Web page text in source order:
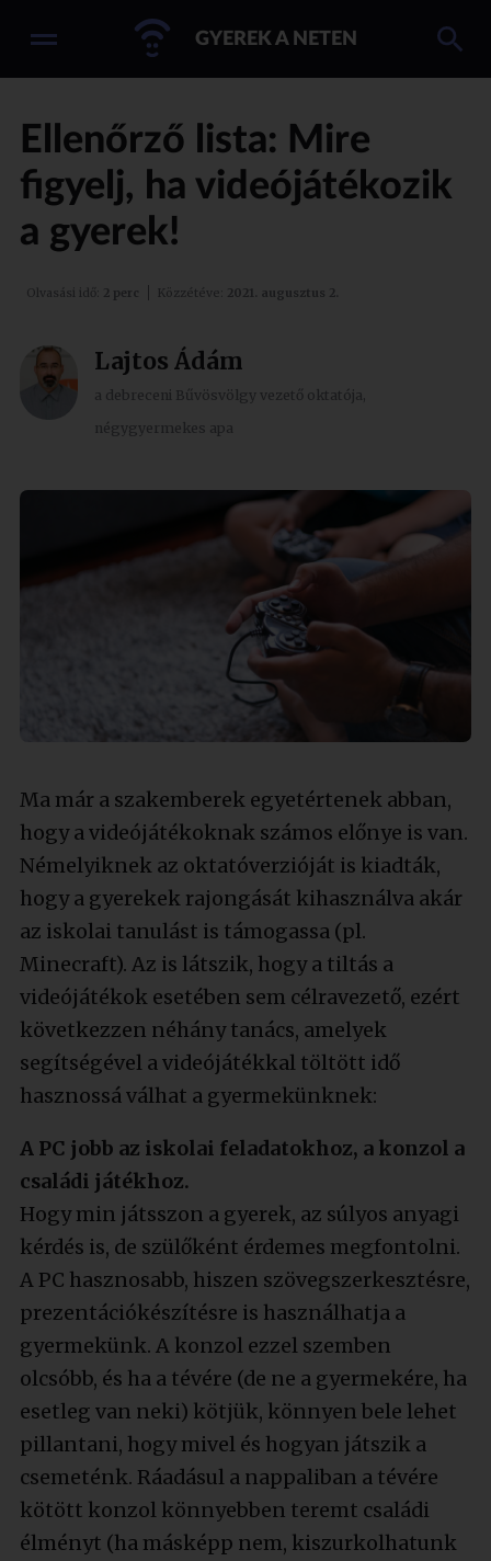
GYEREK A NETEN
Ellenőrző lista: Mire
figyelj, ha videójátékozik
a gyerek!
Lajtos Ádám
a debreceni Bűvösvölgy vezető oktatója,
négygyermekes apa
Olvasási idő: 2 perc Közzétéve: 2021. augusztus 2.
Ma már a szakemberek egyetértenek abban,
hogy a videójátékoknak számos előnye is van.
Némelyiknek az oktatóverzióját is kiadták,
hogy a gyerekek rajongását kihasználva akár
az iskolai tanulást is támogassa (pl.
Minecraft). Az is látszik, hogy a tiltás a
videójátékok esetében sem célravezető, ezért
következzen néhány tanács, amelyek
segítségével a videójátékkal töltött idő
hasznossá válhat a gyermekünknek:
A PC jobb az iskolai feladatokhoz, a konzol a
családi játékhoz.
Hogy min játsszon a gyerek, az súlyos anyagi
kérdés is, de szülőként érdemes megfontolni.
A PC hasznosabb, hiszen szövegszerkesztésre,
prezentációkészítésre is használhatja a
gyermekünk. A konzol ezzel szemben
olcsóbb, és ha a tévére (de ne a gyermekére, ha
esetleg van neki) kötjük, könnyen bele lehet
pillantani, hogy mivel és hogyan játszik a
csemeténk. Ráadásul a nappaliban a tévére
kötött konzol könnyebben teremt családi
élményt (ha másképp nem, kiszurkolhatunk